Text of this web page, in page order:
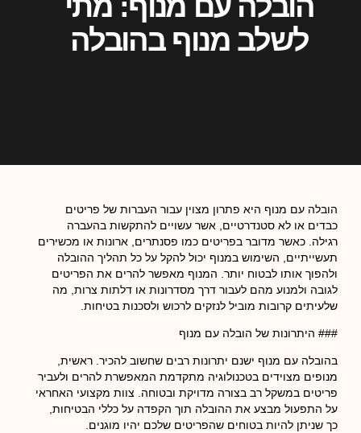
לשלב מנוף בהובלה
הובלה עם מנוף היא פתרון מצוין עבור העברות של פריטים
כבדים או לא סטנדרטיים, אשר עשויים להתקשות בהעברה
רגילה. כאשר מדובר בפריטים כמו פסנתרים, ארונות או מכשירים
תעשייתיים, השימוש במנוף יכול להקל על כל תהליך ההובלה
ולהפוך אותו לבטוח יותר. המנוף מאפשר להרים את הפריטים
לגובה ולמנוע מהם לעבור דרך מסדרונות או דלתות צרות, מה
שלעיתים קרובות מוביל לנזקים לרכוש ולסכנות בטיחות.
### היתרונות של הובלה עם מנוף
בהובלה עם מנוף ישנם יתרונות רבים שחשוב להכיר. ראשית,
מנופים מצוידים בטכנולוגיה מתקדמת המאפשרת להרים ולעביר
פריטים במשקל רב בצורה מדויקת ובטוחה. צוות מקצועי האחראי
על התפעול מבצע את ההובלה תוך הקפדה על כללי הבטיחות,
כך שניתן להיות בטוחים שהפריטים שלכם יהיו מוגנים.